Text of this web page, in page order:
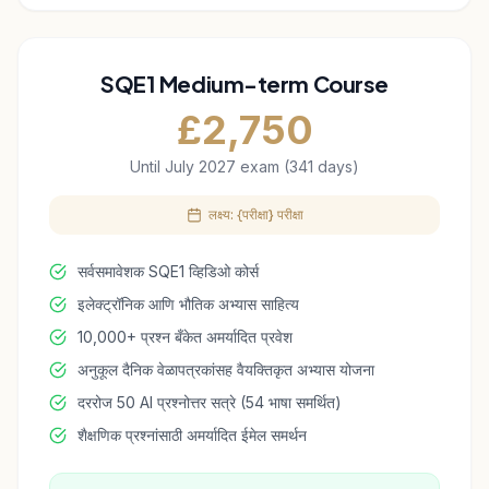
SQE1 Medium-term Course
£2,750
Until July 2027 exam (341 days)
लक्ष्य: {परीक्षा} परीक्षा
सर्वसमावेशक SQE1 व्हिडिओ कोर्स
इलेक्ट्रॉनिक आणि भौतिक अभ्यास साहित्य
10,000+ प्रश्न बँकेत अमर्यादित प्रवेश
अनुकूल दैनिक वेळापत्रकांसह वैयक्तिकृत अभ्यास योजना
दररोज 50 AI प्रश्नोत्तर सत्रे (54 भाषा समर्थित)
शैक्षणिक प्रश्नांसाठी अमर्यादित ईमेल समर्थन